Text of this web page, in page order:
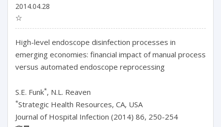
2014.04.28
☆
High-level endoscope disinfection processes in
emerging economies: financial impact of manual process
versus automated endoscope reprocessing
S.E. Funk*, N.L. Reaven
*Strategic Health Resources, CA, USA
Journal of Hospital Infection (2014) 86, 250-254